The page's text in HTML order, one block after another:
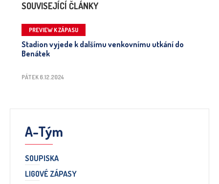
SOUVISEJÍCÍ ČLÁNKY
PREVIEW K ZÁPASU
Stadion vyjede k dalšímu venkovnímu utkání do
Benátek
PÁTEK 6.12.2024
A-Tým
SOUPISKA
LIGOVÉ ZÁPASY